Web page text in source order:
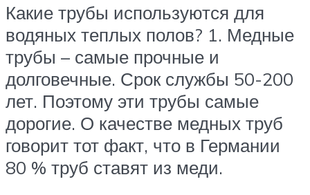
Какие трубы используются для
водяных теплых полов? 1. Медные
трубы – самые прочные и
долговечные. Срок службы 50-200
лет. Поэтому эти трубы самые
дорогие. О качестве медных труб
говорит тот факт, что в Германии
80 % труб ставят из меди.